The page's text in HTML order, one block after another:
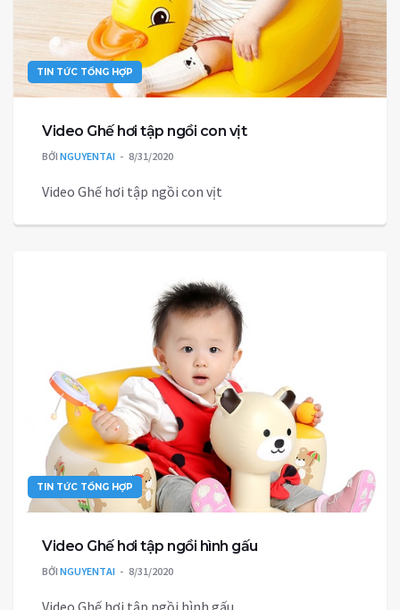
TIN TỨC TỔNG HỢP
Video Ghế hơi tập ngồi con vịt
BỞI NGUYENTAI 8/31/2020
Video Ghế hơi tập ngồi con vịt
TIN TỨC TỔNG HỢP
Video Ghế hơi tập ngồi hình gấu
BỞI NGUYENTAI 8/31/2020